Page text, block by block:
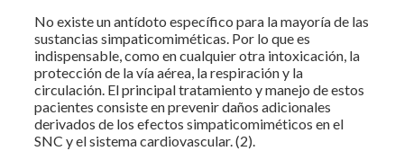
No existe un antídoto específico para la mayoría de las
sustancias simpaticomiméticas. Por lo que es
indispensable, como en cualquier otra intoxicación, la
protección de la vía aérea, la respiración y la
circulación. El principal tratamiento y manejo de estos
pacientes consiste en prevenir daños adicionales
derivados de los efectos simpaticomiméticos en el
SNC y el sistema cardiovascular. (2).